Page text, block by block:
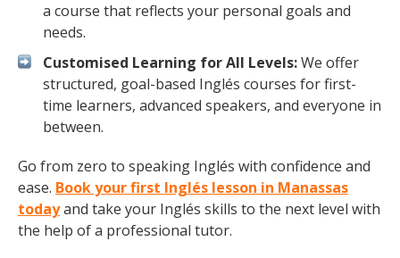
a course that reflects your personal goals and
needs.
Customised Learning for All Levels:We offer
structured, goal-based Inglés courses for first-
time learners, advanced speakers, and everyone in
between.
Go from zero to speaking Inglés with confidence and
ease. Book your first Inglés lesson in Manassas
todayand take your Inglés skills to the next level with
the help of a professional tutor.